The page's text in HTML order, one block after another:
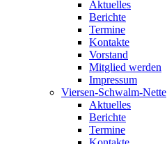
Aktuelles
Berichte
Termine
Kontakte
Vorstand
Mitglied werden
Impressum
Viersen-Schwalm-Nette
Aktuelles
Berichte
Termine